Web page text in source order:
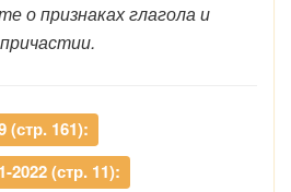
о признаках глагола и
(стр. 161):
2022 (стр. 11):